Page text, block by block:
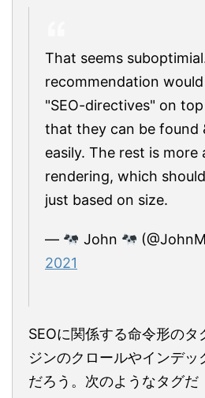
That seems
recommendation
"SEO-directives" on
that they can be found
easily. The rest is more
rendering, which
just based on size.
— John
2021
SEOに関係する命令形のタ
ジンのクロールやインデッ
だろう。次のようなタグだ